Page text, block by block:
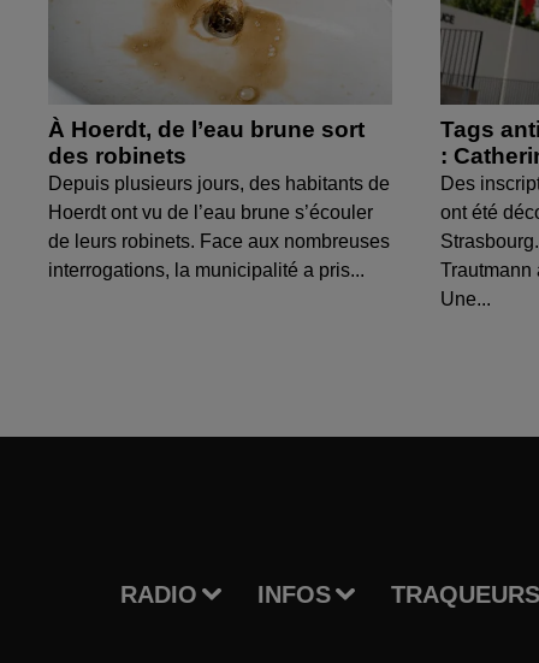
À Hoerdt, de l’eau brune sort
des robinets
Depuis plusieurs jours, des habitants de
Hoerdt ont vu de l’eau brune s’écouler
de leurs robinets. Face aux nombreuses
interrogations, la municipalité a pris...
Tags
:
Des
ont été
Trautmann
Une...
RADIO INFOS